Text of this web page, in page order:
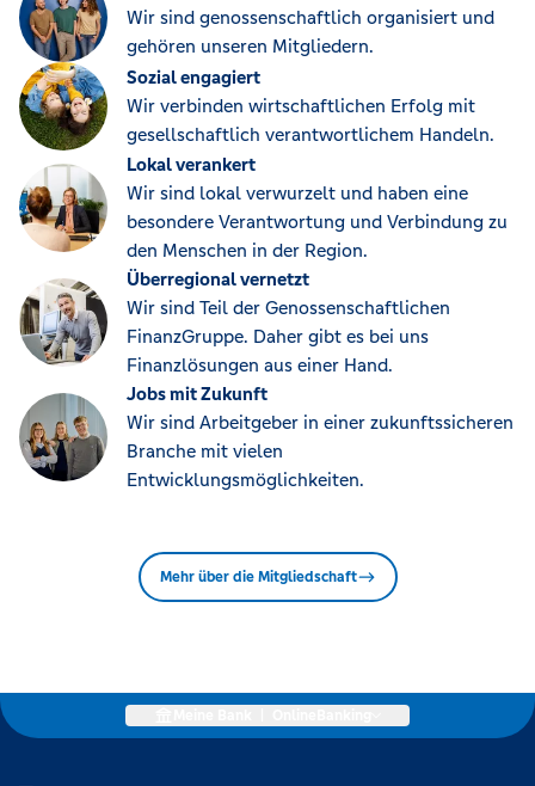
Wir sind genossenschaftlich organisiert und
gehören unseren Mitgliedern.
Sozial engagiert
Wir verbinden wirtschaftlichen Erfolg mit
gesellschaftlich verantwortlichem Handeln.
Lokal verankert
Wir sind lokal verwurzelt und haben eine
besondere Verantwortung und Verbindung zu
den Menschen in der Region.
Überregional vernetzt
Wir sind Teil der Genossenschaftlichen
FinanzGruppe. Daher gibt es bei uns
Finanzlösungen aus einer Hand.
Jobs mit Zukunft
Wir sind Arbeitgeber in einer zukunftssicheren
Branche mit vielen
Entwicklungsmöglichkeiten.
Mehr über die Mitgliedschaft